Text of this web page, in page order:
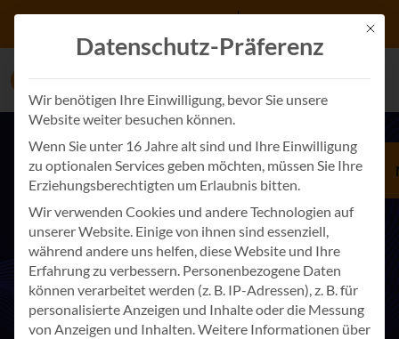
NEUIGKEITEN RUND UM APPSPHERE
Unsere aktuellen Infos für Sie
Aktionen Digitale Prozesse Eventrückblicke
Künstliche Intelligenz News Referenznews
Security
Mit
Datenschutz-Präferenz
Wir benötigen Ihre Einwilligung, bevor Sie unsere
Website weiter besuchen können.
Wenn Sie unter 16 Jahre alt sind und Ihre Einwilligung
zu optionalen Services geben möchten, müssen Sie Ihre
Erziehungsberechtigten um Erlaubnis bitten.
Wir verwenden Cookies und andere Technologien auf
unserer Website. Einige von ihnen sind essenziell,
während andere uns helfen, diese Website und Ihre
Erfahrung zu verbessern. Personenbezogene Daten
können verarbeitet werden (z. B. IP-Adressen), z. B. für
personalisierte Anzeigen und Inhalte oder die Messung
von Anzeigen und Inhalten.Weitere Informationen über